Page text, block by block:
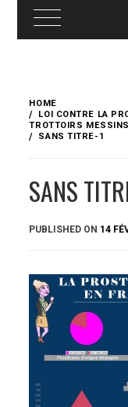
content
HOME
LOI CONTRE LA
TROTTOIRS MESSINS
SANS TITRE-1
SANS
PUBLISHED ON 14